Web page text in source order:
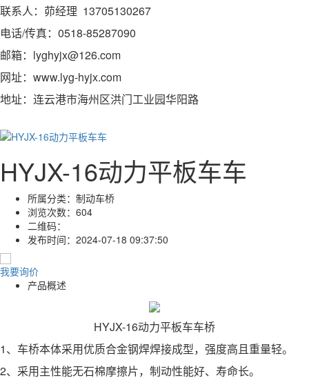
联系人：茆经理 13705130267
电话/传真：0518-85287090
邮箱：lyghyjx@126.com
网址：www.lyg-hyjx.com
地址：连云港市海州区洪门工业园华阳路
HYJX-16动力平板车车
所属分类： 制动车桥
浏览次数： 604
二维码：
发布时间： 2024-07-18 09:37:50
我要询价
产品概述
HYJX-16动力平板车车桥
1、车桥本体采用优质合金钢焊焊接成型，强度高且重量轻。
2、采用主性能无石棉摩擦片，制动性能好、寿命长。